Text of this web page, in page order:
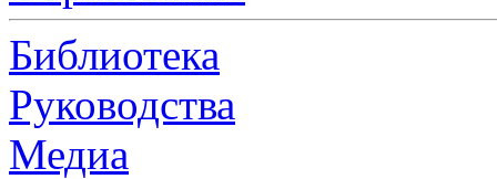
Библиотека
Руководства
Медиа